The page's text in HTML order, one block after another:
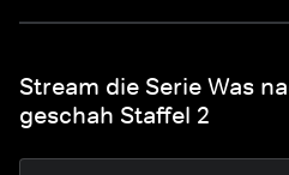
Stream die Serie Was
geschah Staffel 2